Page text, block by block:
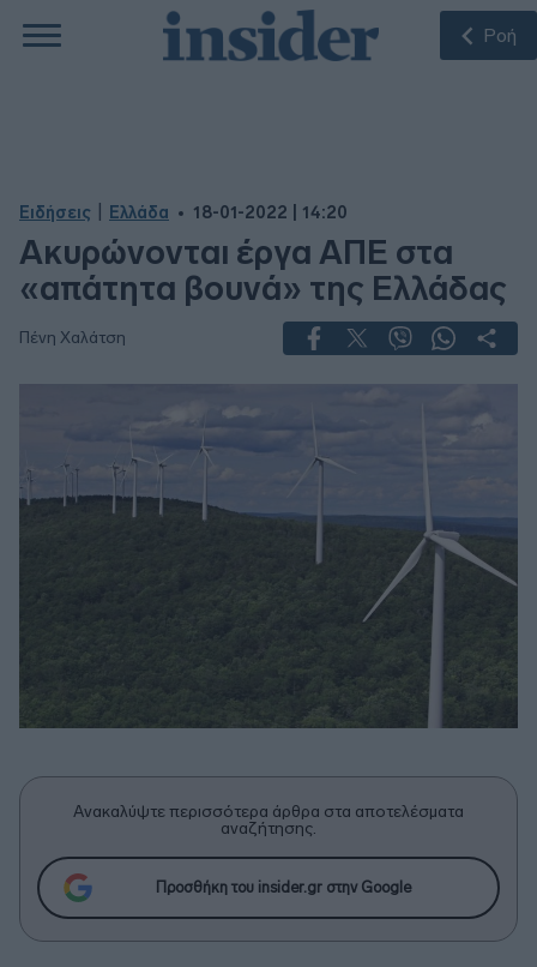
Ροή
Ειδήσεις Ελλάδα 18-01-2022 | 14:20
Ακυρώνονται έργα ΑΠΕ στα
«απάτητα βουνά» της Ελλάδας
Πένη Χαλάτση
Ανακαλύψτε περισσότερα άρθρα στα αποτελέσματα
αναζήτησης.
Προσθήκη του insider.gr στην Google